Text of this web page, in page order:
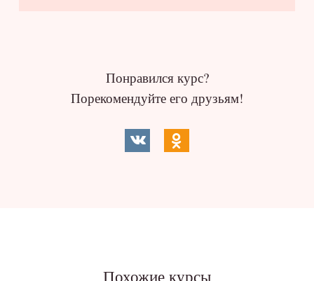
Понравился курс?
Порекомендуйте его друзьям!
Похожие курсы